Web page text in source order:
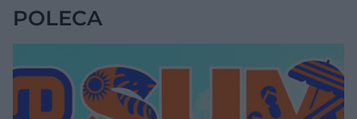
POLECA